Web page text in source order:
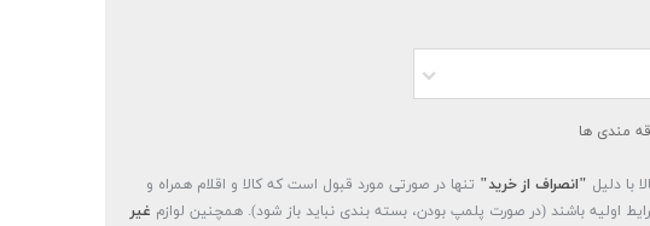
مندی ها
با دلیل "انصراف از خرید" تنها در صورتی مورد قبول است که کالا و اقلام همراه و
اولیه باشند (در صورت پلمپ بودن، بسته بندی نباید باز شود). همچنین لوازم غیر